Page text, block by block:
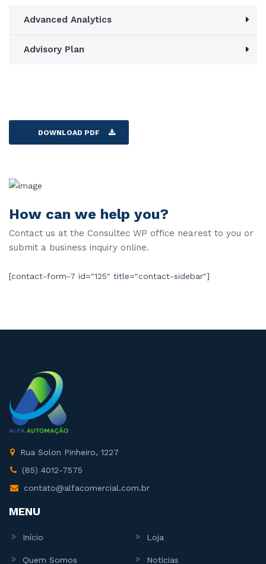
Advanced Analytics
Advisory Plan
DOWNLOAD PDF
How can we help you?
Contact us at the Consultec WP office nearest to you or
submit a business inquiry online.
[contact-form-7 id="125" title="contact-sidebar"]
Rua Solon Pinheiro, 1227
(85) 4012-7575
contato@alfacomercial.com.br
MENU
Início Loja
Quem Somos Noticias